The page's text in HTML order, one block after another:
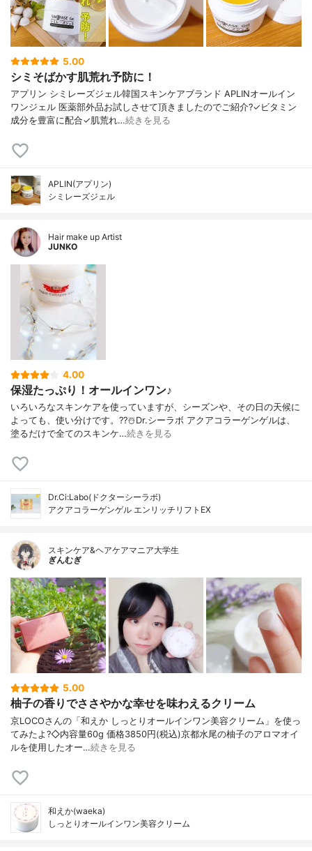
5.00
シミそばかす肌荒れ予防に！
アプリン シミレーズジェル韓国スキンケアブランド APLINオールイン
ワンジェル 医薬部外品お試しさせて頂きましたのでご紹介?✓ビタミン
成分を豊富に配合✓肌荒れ…続きを見る
APLIN(アプリン)
シミレーズジェル
Hair make up Artist
JUNKO
4.00
保湿たっぷり！オールインワン♪
いろいろなスキンケアを使っていますが、シーズンや、その日の天候に
よっても、使い分けです。??☃️Dr.シーラボ アクアコラーゲンゲルは、
塗るだけで全てのスキンケ…続きを見る
Dr.Ci:Labo(ドクターシーラボ)
アクアコラーゲンゲル エンリッチリフトEX
スキンケア&ヘアケアマニア大学生
ぎんむぎ
5.00
柚子の香りでささやかな幸せを味わえるクリーム
京LOCOさんの「和えか しっとりオールインワン美容クリーム」を使っ
てみたよ?◇内容量60g 価格3850円(税込)京都水尾の柚子のアロマオイ
ルを使用したオー…続きを見る
和えか(waeka)
しっとりオールインワン美容クリーム